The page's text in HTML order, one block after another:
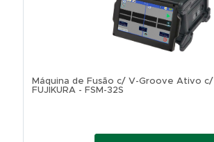
Máquina de Fusão c/ V-Groove Ativo c/
FUJIKURA - FSM-32S